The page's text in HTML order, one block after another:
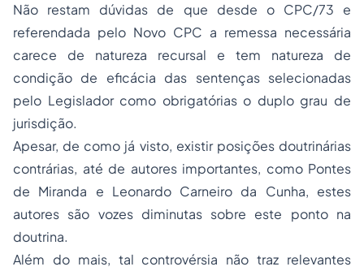
Não restam dúvidas de que desde o CPC/73 e
referendada pelo Novo CPC a remessa necessária
carece de natureza recursal e tem natureza de
condição de eficácia das sentenças selecionadas
pelo Legislador como obrigatórias o duplo grau de
jurisdição.
Apesar, de como já visto, existir posições doutrinárias
contrárias, até de autores importantes, como Pontes
de Miranda e Leonardo Carneiro da Cunha, estes
autores são vozes diminutas sobre este ponto na
doutrina.
Além do mais, tal controvérsia não traz relevantes